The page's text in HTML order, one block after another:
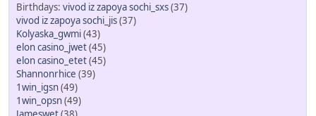
vivod iz zapoya sochi_sxs(37)
vivod iz zapoya sochi_jis(37)
Kolyaska_gwmi(43)
elon casino_jwet(45)
elon casino_etet(45)
Shannonrhice (39)
1win_igsn(49)
1win_opsn(49)